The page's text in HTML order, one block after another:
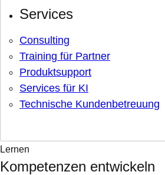
Services
Consulting
Training für Partner
Produktsupport
Services für KI
Technische Kundenbetreuung
Lernen
Kompetenzen entwickeln